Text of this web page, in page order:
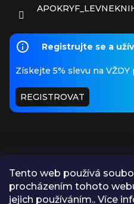
Tento web používá
procházením tohoto
jejich používáním.. Více
Registrujte se a
Získejte 5% slevu na
REGISTROVAT
PŘIJÍMÁME ONLINE